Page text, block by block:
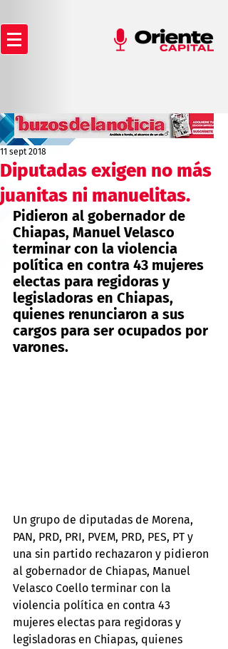
Diputadas exigen no más
juanitas ni manuelitas.
11 sept 2018
Pidieron al gobernador de
Chiapas, Manuel Velasco
terminar con la violencia
política en contra 43 mujeres
electas para regidoras y
legisladoras en Chiapas,
quienes renunciaron a sus
cargos para ser ocupados por
varones.
Un grupo de diputadas de Morena,
PAN, PRD, PRI, PVEM, PRD, PES, PT y
una sin partido rechazaron y pidieron
al gobernador de Chiapas, Manuel
Velasco Coello terminar con la
violencia política en contra 43
mujeres electas para regidoras y
legisladoras en Chiapas, quienes